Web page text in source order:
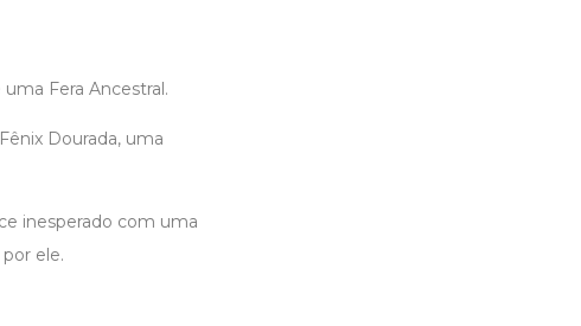
Fera Ancestral.
Dourada, uma
inesperado com uma
ele.